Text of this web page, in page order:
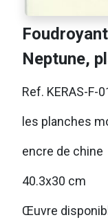
Neptune,
Ref. KERAS-F-
les planches
encre de chine
40.3x30 cm
Œuvre